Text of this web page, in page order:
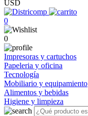
USD
0
0
Impresoras y cartuchos
Papeleria y oficina
Tecnología
Mobiliario y equipamiento
Alimentos y bebidas
Higiene y limpieza